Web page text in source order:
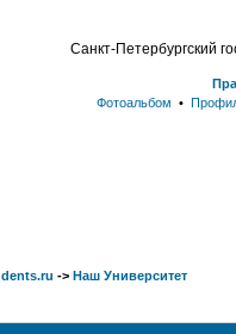
Санкт-Петербургский
Фотоальбом •
-> Наш Университет